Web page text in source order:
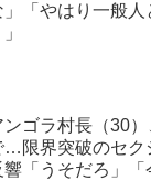
」「やはり一般
ンゴラ村長（30
…限界突破のセク
響「うそだろ」